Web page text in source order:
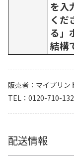
を入
くだ
る」
結構
販売者
マイプリン
TEL
0120-710-132
配送情報